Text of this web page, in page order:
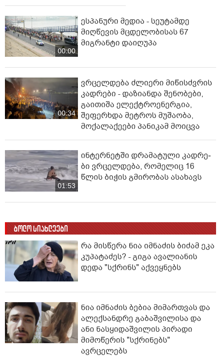
00:00
ესპანური მედია - სეუტამდე
მიღწევის მცდელობისას 67
მიგრანტი დაიღუპა
00:34
ვრცელდება ძლიერი მიწისძვრის
კადრები - დაზიანდა შენობები,
გაითიშა ელექტროენერგია,
შეფერხდა მეტროს მუშაობა,
მოქალაქეები პანიკამ მოიცვა
01:53
ინ­ტერ­ნეტ­ში დრა­მა­ტუ­ლი კად­რე­
ბი ვრცელდება, რომელიც 16
წლის ბიჭის გმირობას ასახავს
ბოლო სიახლეები
რა მისწერა ნია იმნაძის ბიძამ ეკა
კუპატაძეს? - გიგა ავალიანის
დედა "სქრინს" აქვეყნებს
ნია იმნაძის ბებია მიმართვას და
ალექსანდრე გაბაშვილისა და
ანი ნასყიდაშვილის პირადი
მიმოწერის "სქრინებს"
ავრცელებს